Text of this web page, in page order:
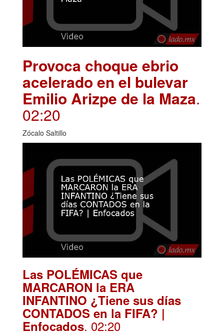
Provoca choque ebrio
acelerado en el bulevar
Emilio Arizpe de la Maza.
02:20
Zócalo Saltillo
Las POLÉMICAS que
MARCARON la ERA
INFANTINO ¿Tiene sus días
CONTADOS en la FIFA? |
Enfocados. 02:20